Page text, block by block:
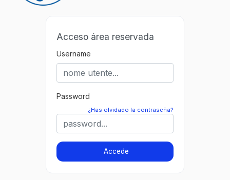
Acceso área reservada
Username
Password
¿Has olvidado la contraseña?
Accede